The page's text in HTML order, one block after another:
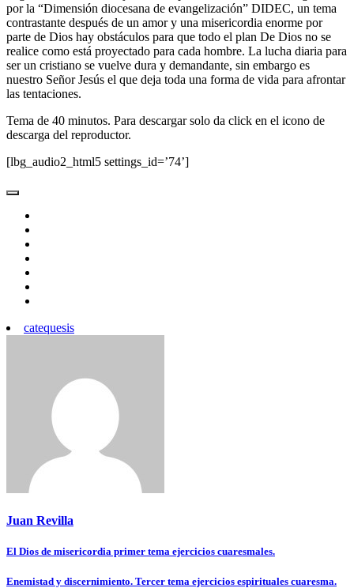
por la “Dimensión diocesana de evangelización” DIDEC, un tema
contrastante después de un amor y una misericordia enorme por
parte de Dios hay obstáculos para que todo el plan De Dios no se
realice como está proyectado para cada hombre. La lucha diaria para
ser un cristiano se vuelve dura y demandante, sin embargo es
nuestro Señor Jesús el que deja toda una forma de vida para afrontar
las tentaciones.
Tema de 40 minutos. Para descargar solo da click en el icono de
descarga del reproductor.
[lbg_audio2_html5 settings_id=’74’]
catequesis
Juan Revilla
Navegación
de
El Dios de misericordia primer tema ejercicios cuaresmales.
Enemistad y discernimiento. Tercer tema ejercicios espirituales cuaresma.